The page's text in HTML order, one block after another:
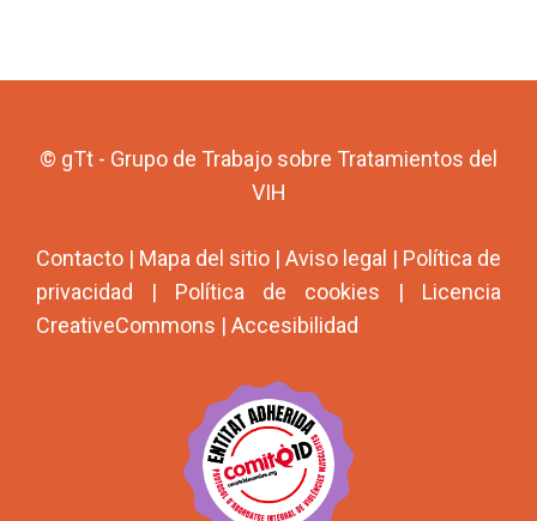
© gTt - Grupo de Trabajo sobre Tratamientos del
VIH
Contacto | Mapa del sitio | Aviso legal | Política de
privacidad | Política de cookies | Licencia
CreativeCommons | Accesibilidad